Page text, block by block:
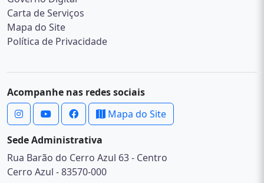
Carta de Serviços
Mapa do Site
Política de Privacidade
Acompanhe nas redes sociais
Mapa do Site
Sede Administrativa
Rua Barão do Cerro Azul 63 - Centro
Cerro Azul - 83570-000